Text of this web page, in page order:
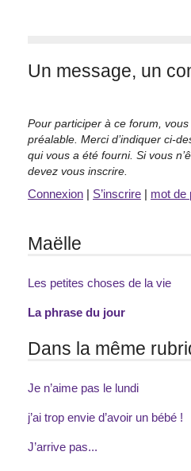
Un message, un
Pour participer à ce forum,
préalable. Merci d’indiquer ci-
qui vous a été fourni. Si vous
devez vous inscrire.
Connexion | S’inscrire | mot de
Maëlle
Les petites choses de la vie
La phrase du jour
Dans la même
Je n’aime pas le lundi
j’ai trop envie d’avoir un bébé !
J’arrive pas...